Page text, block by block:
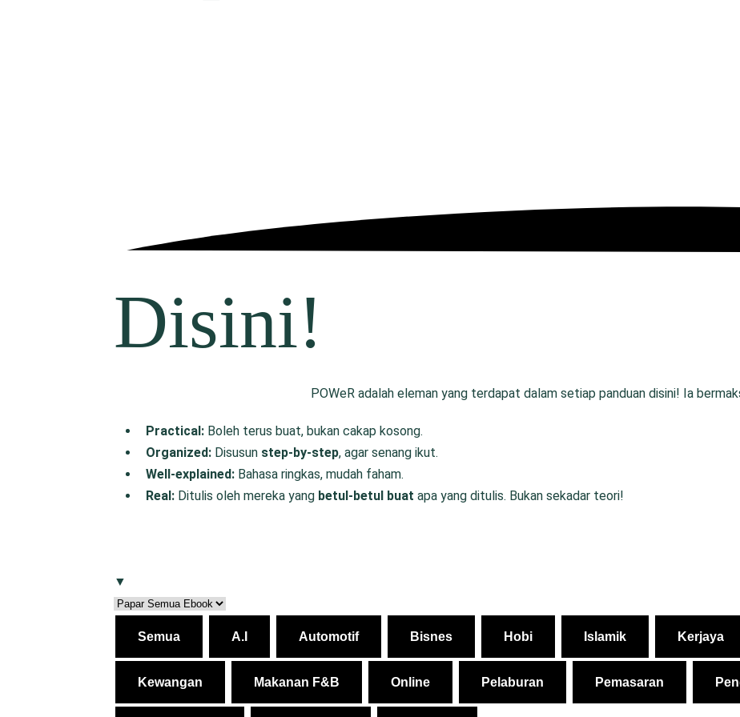
Disini!
POWeR adalah eleman yang terdapat dalam setiap panduan disini! Ia
Practical: Boleh terus buat, bukan cakap kosong.
Organized: Disusun step-by-step, agar senang ikut.
Well-explained: Bahasa ringkas, mudah faham.
Real: Ditulis oleh mereka yang betul-betul buat apa yang ditulis. Bukan sekadar teori!
▼
Semua A.I Automotif Bisnes Hobi Islamik Kerjaya
Kewangan Makanan F&B Online Pelaburan Pemasaran